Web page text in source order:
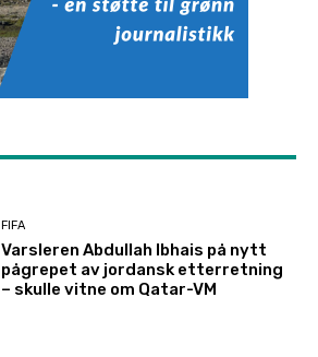
FIFA
Varsleren Abdullah Ibhais på nytt
pågrepet av jordansk etterretning
– skulle vitne om Qatar-VM